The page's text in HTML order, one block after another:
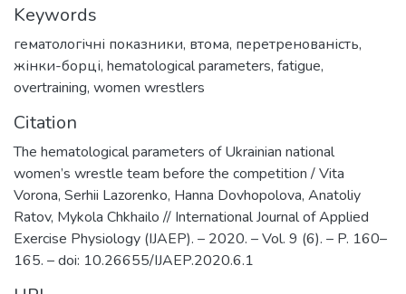
Keywords
гематологічні показники, втома, перетренованість,
жінки-борці, hematological parameters, fatigue,
overtraining, women wrestlers
Citation
The hematological parameters of Ukrainian national
women’s wrestle team before the competition / Vita
Vorona, Serhii Lazorenko, Hanna Dovhopolova, Anatoliy
Ratov, Mykola Chkhailo // International Journal of Applied
Exercise Physiology (IJAEP). – 2020. – Vol. 9 (6). – P. 160–
165. – doi: 10.26655/IJAEP.2020.6.1